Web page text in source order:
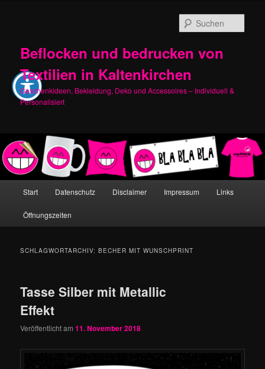
Beflocken und bedrucken von
Textilien in Kaltenkirchen
Geschenkideen, Bekleidung, Deko und Accessoires – Individuell &
Personalisiert
Start Datenschutz Disclaimer Impressum Links
Öffnungszeiten
SCHLAGWORTARCHIV:BECHER MIT WUNSCHPRINT
Tasse Silber mit Metallic
Effekt
Veröffentlicht am11. November 2018